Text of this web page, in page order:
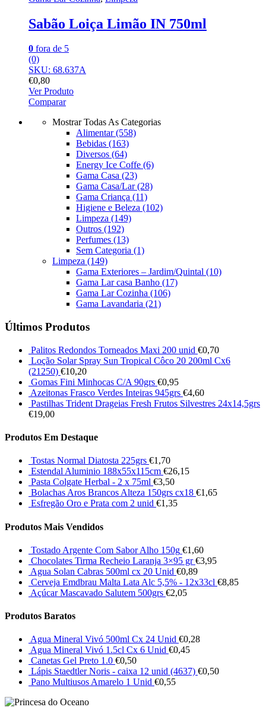
Sabão Loiça Limão IN 750ml
0 fora de 5
(0)
SKU: 68.637A
€0,80
Ver Produto
Comparar
Mostrar Todas As Categorias
Alimentar(558)
Bebidas (163)
Diversos (64)
Energy Ice Coffe (6)
Gama Casa (23)
Gama Casa/Lar(28)
Gama Criança (11)
Higiene e Beleza (102)
Limpeza (149)
Outros (192)
Perfumes (13)
Sem Categoria (1)
Limpeza (149)
Gama Exteriores – Jardim/Quintal (10)
Gama Lar casa Banho (17)
Gama Lar Cozinha (106)
Gama Lavandaria (21)
Últimos Produtos
Palitos Redondos Torneados Maxi 200 unid €0,70
Loção Solar Spray Sun Tropical Côco 20 200ml Cx6
(21250) €10,20
Gomas Fini Minhocas C/A 90grs €0,95
Azeitonas Frasco Verdes Inteiras 945grs €4,60
Pastilhas Trident Drageias Fresh Frutos Silvestres 24x14,5grs
€19,00
Produtos Em Destaque
Tostas Normal Diatosta 225grs €1,70
Estendal Aluminio 188x55x115cm €26,15
Pasta Colgate Herbal - 2 x 75ml €3,50
Bolachas Aros Brancos Alteza 150grs cx18 €1,65
Esfregão Oro e Prata com 2 unid €1,35
Produtos Mais Vendidos
Tostado Argente Com Sabor Alho 150g €1,60
Chocolates Tirma Recheio Laranja 3×95 gr €3,95
Agua Solan Cabras 500ml cx 20 Unid €0,89
Cerveja Emdbrau Malta Lata Alc 5,5% - 12x33cl €8,85
Açúcar Mascavado Salutem 500grs €2,05
Produtos Baratos
Agua Mineral Vivó 500ml Cx 24 Unid €0,28
Agua Mineral Vivó 1.5cl Cx 6 Unid €0,45
Canetas Gel Preto 1.0 €0,50
Lápis Staedtler Noris - caixa 12 unid (4637) €0,50
Pano Multiusos Amarelo 1 Unid €0,55